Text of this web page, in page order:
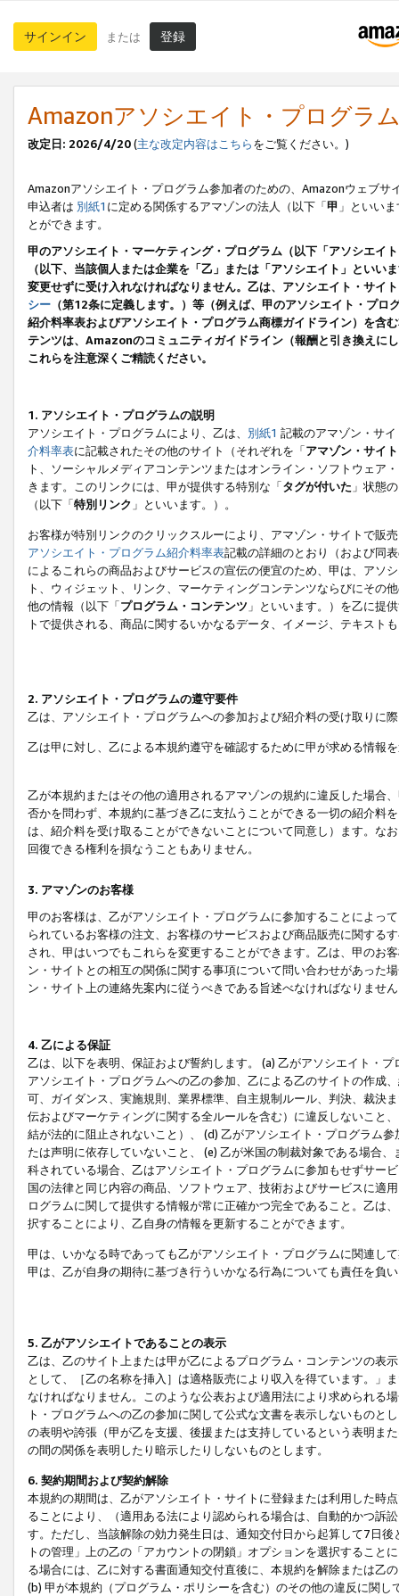
サインイン または 登録
Amazonアソシエイト・プログラ
改定日: 2026/4/20(主な改定内容はこちらをご覧ください。)
Amazonアソシエイト・プログラム参加者のための、Amazonウェブサ
申込者は 別紙1 に定める関係するアマゾンの法人（以下「甲 」といい
とができます。
甲のアソシエイト・マーケティング・プログラム（以下「アソシエイ
（以下、当該個人または企業を「乙」または「アソシエイト」とい
変更せずに受け入れなければなりません。乙は、アソシエイト・サイ
シー （第12条に定義します。）等（例えば、甲のアソシエイト・プ
紹介料率表およびアソシエイト・プログラム商標ガイドライン）を
テンツは、Amazonのコミュニティガイドライン（報酬と引き換えに
これらを注意深くご精読ください。
1. アソシエイト・プログラムの説明
アソシエイト・プログラムにより、乙は、 別紙1 記載のアマゾン・サ
介料率表に記載されたその他のサイト（それぞれを「アマゾン・サイト
ト、ソーシャルメディアコンテンツまたはオンライン・ソフトウェア
きます。このリンクには、甲が提供する特別な「タグが付いた 」状態
（以下「特別リンク 」といいます。）。
お客様が特別リンクのクリックスルーにより、アマゾン・サイトで販
アソシエイト・プログラム紹介料率表記載の詳細のとおり（および同
によるこれらの商品およびサービスの宣伝の便宜のため、甲は、アソ
ト、ウィジェット、リンク、マーケティングコンテンツならびにその
他の情報（以下「プログラム・コンテンツ 」といいます。）を乙に提
トで提供される、商品に関するいかなるデータ、イメージ、テキス
2. アソシエイト・プログラムの遵守要件
乙は、アソシエイト・プログラムへの参加および紹介料の受け取りに
乙は甲に対し、乙による本規約遵守を確認するために甲が求める情報
乙が本規約またはその他の適用されるアマゾンの規約に違反した場合
否かを問わず、本規約に基づき乙に支払うことができる一切の紹介料
は、紹介料を受け取ることができないことについて同意し）ます。な
回復できる権利を損なうこともありません。
3. アマゾンのお客様
甲のお客様は、乙がアソシエイト・プログラムに参加することによっ
られているお客様の注文、お客様のサービスおよび商品販売に関する
され、甲はいつでもこれらを変更することができます。乙は、甲のお
ン・サイトとの相互の関係に関する事項について問い合わせがあった
ン・サイト上の連絡先案内に従うべきである旨述べなければなりませ
4. 乙による保証
乙は、以下を表明、保証および誓約します。 (a) 乙がアソシエイト・
アソシエイト・プログラムへの乙の参加、乙による乙のサイトの作成
可、ガイダンス、実施規則、業界標準、自主規制ルール、判決、裁決
伝およびマーケティングに関する全ルールを含む）に違反しないこと
結が法的に阻止されないこと）、 (d) 乙がアソシエイト・プログラム
たは声明に依存していないこと、 (e) 乙が米国の制裁対象である場合
科されている場合、乙はアソシエイト・プログラムに参加もせずサー
国の法律と同じ内容の商品、ソフトウェア、技術およびサービスに適
ログラムに関して提供する情報が常に正確かつ完全であること。乙は
択することにより、乙自身の情報を更新することができます。
甲は、いかなる時であっても乙がアソシエイト・プログラムに関連し
甲は、乙が自身の期待に基づき行ういかなる行為についても責任を負
5. 乙がアソシエイトであることの表示
乙は、乙のサイト上または甲が乙によるプログラム・コンテンツの表
として、［乙の名称を挿入］は適格販売により収入を得ています。」
なければなりません。このような公表および適用法により求められる
ト・プログラムへの乙の参加に関して公式な文書を表示しないもの
の表明や誇張（甲が乙を支援、後援または支持しているという表明ま
の間の関係を表明したり暗示したりしないものとします。
6. 契約期間および契約解除
本規約の期間は、乙がアソシエイト・サイトに登録または利用した時
ることにより、（適用ある法により認められる場合は、自動的かつ訴
す。ただし、当該解除の効力発生日は、通知交付日から起算して7日
トの管理」上の乙の「アカウントの閉鎖」オプションを選択するこ
る場合には、乙に対する書面通知交付直後に、本規約を解除または乙
(b) 甲が本規約（プログラム・ポリシーを含む）のその他の違反に関